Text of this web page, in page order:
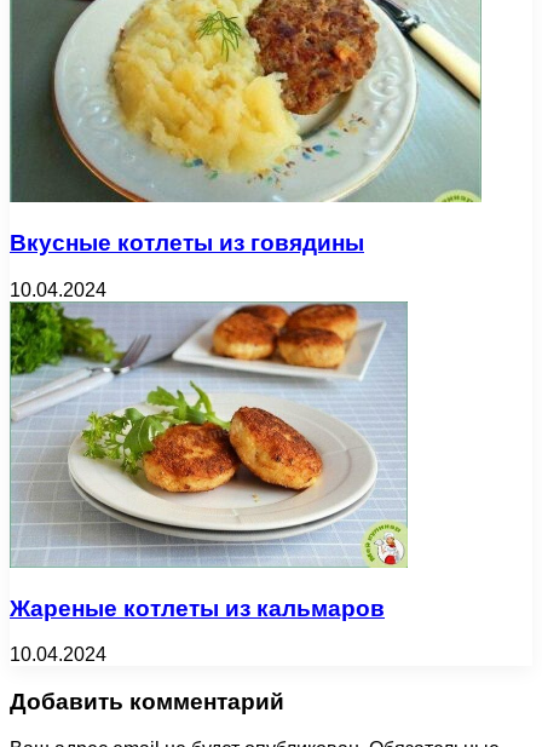
Вкусные котлеты из говядины
10.04.2024
Жареные котлеты из кальмаров
10.04.2024
Добавить комментарий